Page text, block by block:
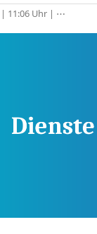
11:06 Uhr | ⋯